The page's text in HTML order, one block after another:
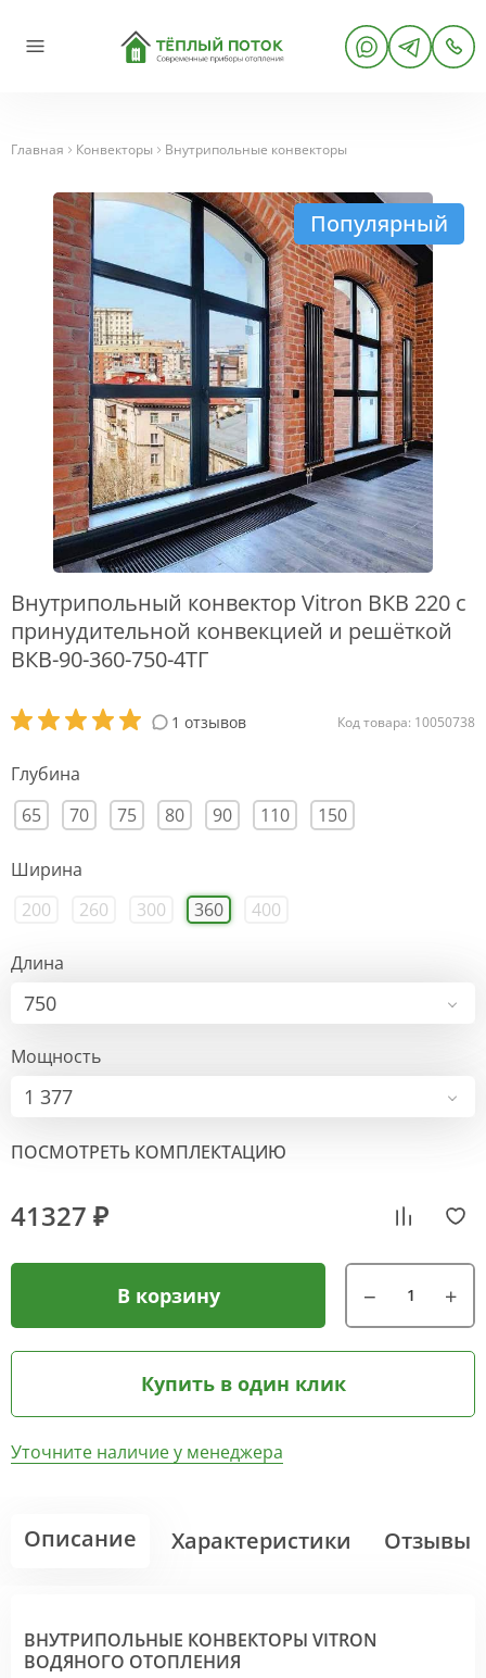
Главная Конвекторы Внутрипольные конвекторы
Популярный
Внутрипольный конвектор Vitron ВКВ 220 с
принудительной конвекцией и решёткой
ВКВ-90-360-750-4ТГ
1 отзывов Код товара: 10050738
Глубина
65
70 75 80 90 110 150
Ширина
200
260 300 360 400
Длина
750
Мощность
1 377
ПОСМОТРЕТЬ КОМПЛЕКТАЦИЮ
41327 ₽
В корзину
Купить в один клик
Уточните наличие у менеджера
Описание Характеристики Отзывы
ВНУТРИПОЛЬНЫЕ КОНВЕКТОРЫ VITRON
ВОДЯНОГО ОТОПЛЕНИЯ